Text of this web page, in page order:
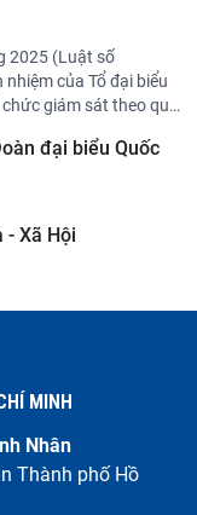
2025 (Luật số
của Tổ đại biểu
giám sát theo quy
nhân dân và các
của Tổ đại biểu Hội
hội và Hội đồng
nhân dân số 87/2015/QH13): Tổ đại biểu HĐND ...
đại biểu Quốc
- Xã Hội
MINH
Nhân
Thành phố Hồ